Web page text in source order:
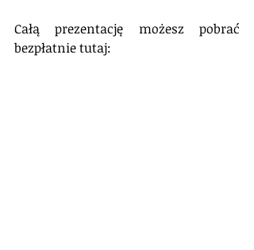
Całą prezentację możesz pobrać
bezpłatnie tutaj: